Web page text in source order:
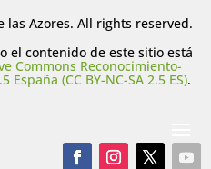
Azores. All rights reserved.
el contenido de este sitio está
Commons Reconocimiento-
(CC BY-NC-SA 2.5 ES).